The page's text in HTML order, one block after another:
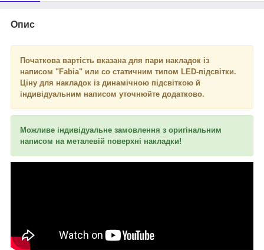
Опис
Початкова вартість вказана для пари накладок із
написом "Fabia" или со статичним типом LED-підсвітки.
Ціну для накладок із динамічною підсвіткою й
індивідуальним написом уточнюйте додатково.
Можливе індивідуальне замовлення з оригінальним
написом на металевій поверхні накладки!